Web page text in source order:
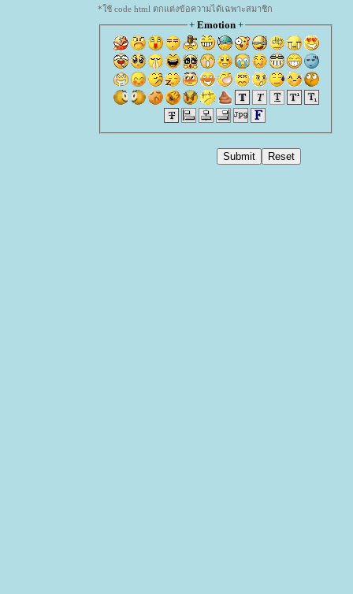
*ใช้ code html ตกแต่งข้อความได้เฉพาะสมาชิก
+ Emotion+